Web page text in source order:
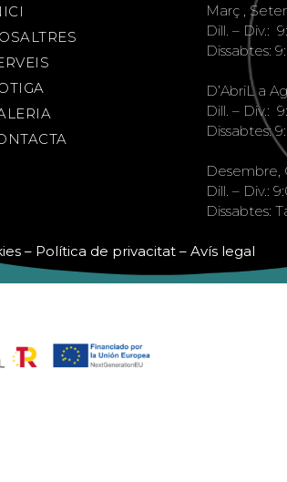
Març ,
Dill. – Div.:
Dissabtes:
D’AbriL a
Dill. – Div.:
Dissabtes:
Desembre,
Dill. – Div.:
Dissabtes:
– Política de privacitat– Avís legal